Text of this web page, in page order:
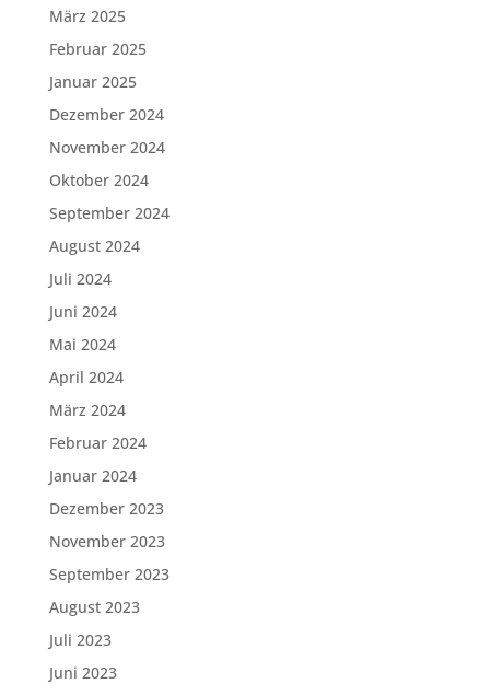
März 2025
Februar 2025
Januar 2025
Dezember 2024
November 2024
Oktober 2024
September 2024
August 2024
Juli 2024
Juni 2024
Mai 2024
April 2024
März 2024
Februar 2024
Januar 2024
Dezember 2023
November 2023
September 2023
August 2023
Juli 2023
Juni 2023